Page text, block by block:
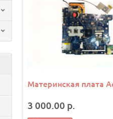
Материнская плата
3 000.00 р.